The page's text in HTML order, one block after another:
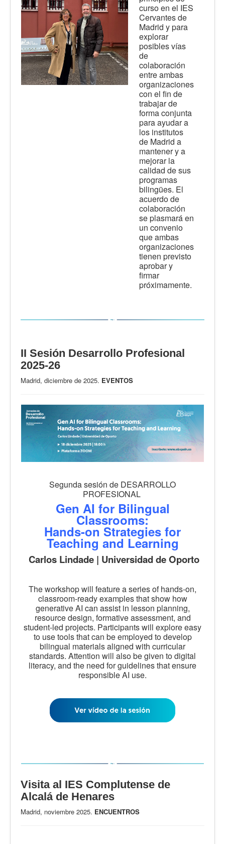
curso en el IES
Cervantes de
Madrid y para
explorar
posibles vías
de
colaboración
entre ambas
organizaciones
con el fin de
trabajar de
forma conjunta
para ayudar a
los institutos
de Madrid a
mantener y a
mejorar la
calidad de sus
programas
bilingües. El
acuerdo de
colaboración
se plasmará en
un convenio
que ambas
organizaciones
tienen previsto
aprobar y
firmar
próximamente.
II Sesión Desarrollo Profesional
2025-26
Madrid, diciembre de 2025. EVENTOS
Segunda sesión de DESARROLLO
PROFESIONAL
Gen AI for Bilingual
Classrooms:
Hands-on Strategies for
Teaching and Learning
Carlos Lindade | Universidad de Oporto
The workshop will feature a series of hands-on,
classroom-ready examples that show how
generative AI can assist in lesson planning,
resource design, formative assessment, and
student-led projects. Participants will explore easy
to use tools that can be employed to develop
bilingual materials aligned with curricular
standards. Attention will also be given to digital
literacy, and the need for guidelines that ensure
responsible AI use.
Visita al IES Complutense de
Alcalá de Henares
Madrid, noviembre 2025. ENCUENTROS